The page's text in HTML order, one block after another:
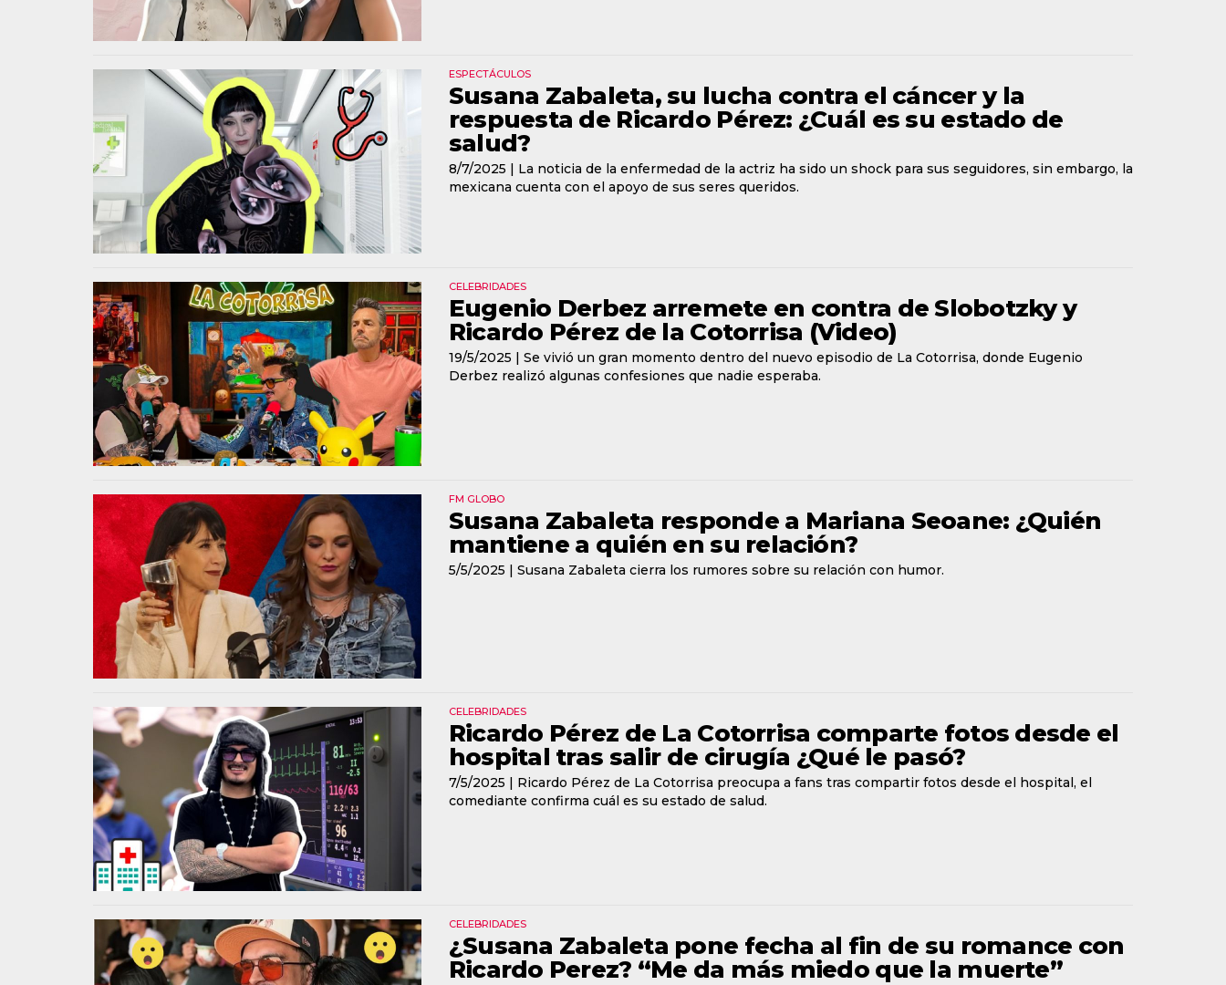
ESPECTÁCULOS
Susana Zabaleta, su lucha contra el cáncer y la
respuesta de Ricardo Pérez: ¿Cuál es su estado de
salud?
8/7/2025 | La noticia de la enfermedad de la actriz ha sido un shock para sus seguidores, sin embargo, la
mexicana cuenta con el apoyo de sus seres queridos.
CELEBRIDADES
Eugenio Derbez arremete en contra de Slobotzky y
Ricardo Pérez de la Cotorrisa (Video)
19/5/2025 | Se vivió un gran momento dentro del nuevo episodio de La Cotorrisa, donde Eugenio
Derbez realizó algunas confesiones que nadie esperaba.
FM GLOBO
Susana Zabaleta responde a Mariana Seoane: ¿Quién
mantiene a quién en su relación?
5/5/2025 | Susana Zabaleta cierra los rumores sobre su relación con humor.
CELEBRIDADES
Ricardo Pérez de La Cotorrisa comparte fotos desde el
hospital tras salir de cirugía ¿Qué le pasó?
7/5/2025 | Ricardo Pérez de La Cotorrisa preocupa a fans tras compartir fotos desde el hospital, el
comediante confirma cuál es su estado de salud.
CELEBRIDADES
¿Susana Zabaleta pone fecha al fin de su romance con
Ricardo Perez? “Me da más miedo que la muerte”